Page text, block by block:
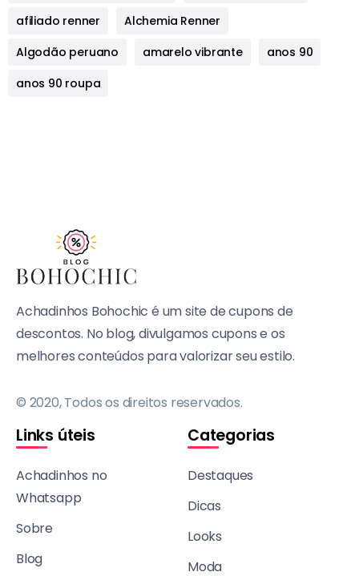
afiliado renner
Alchemia Renner
Algodão peruano
amarelo vibrante
anos 90
anos 90 roupa
Achadinhos Bohochic é um site de cupons de
descontos. No blog, divulgamos cupons e os
melhores conteúdos para valorizar seu estilo.
© 2020, Todos os direitos reservados.
Links úteis
Achadinhos no
Whatsapp
Sobre
Blog
Categorias
Destaques
Dicas
Looks
Moda